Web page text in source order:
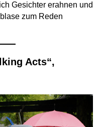
Gesichter erahnen und
zum Reden
Acts“,